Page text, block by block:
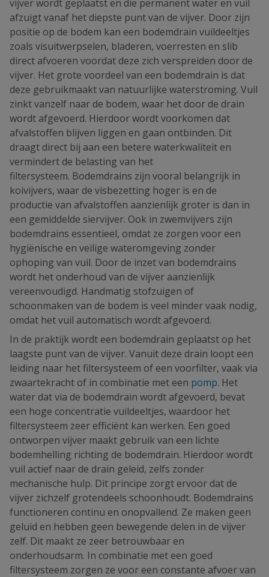
vijver wordt geplaatst en die permanent water en vuil
afzuigt vanaf het diepste punt van de vijver. Door zijn
positie op de bodem kan een bodemdrain vuildeeltjes
zoals visuitwerpselen, bladeren, voerresten en slib
direct afvoeren voordat deze zich verspreiden door de
vijver. Het grote voordeel van een bodemdrain is dat
deze gebruikmaakt van natuurlijke waterstroming. Vuil
zinkt vanzelf naar de bodem, waar het door de drain
wordt afgevoerd. Hierdoor wordt voorkomen dat
afvalstoffen blijven liggen en gaan ontbinden. Dit
draagt direct bij aan een betere waterkwaliteit en
vermindert de belasting van het
filtersysteem. Bodemdrains zijn vooral belangrijk in
koivijvers, waar de visbezetting hoger is en de
productie van afvalstoffen aanzienlijk groter is dan in
een gemiddelde siervijver. Ook in zwemvijvers zijn
bodemdrains essentieel, omdat ze zorgen voor een
hygiënische en veilige wateromgeving zonder
ophoping van vuil. Door de inzet van bodemdrains
wordt het onderhoud van de vijver aanzienlijk
vereenvoudigd. Handmatig stofzuigen of
schoonmaken van de bodem is veel minder vaak nodig,
omdat het vuil automatisch wordt afgevoerd.
In de praktijk wordt een bodemdrain geplaatst op het
laagste punt van de vijver. Vanuit deze drain loopt een
leiding naar het filtersysteem of een voorfilter, vaak via
zwaartekracht of in combinatie met een pomp. Het
water dat via de bodemdrain wordt afgevoerd, bevat
een hoge concentratie vuildeeltjes, waardoor het
filtersysteem zeer efficiënt kan werken. Een goed
ontworpen vijver maakt gebruik van een lichte
bodemhelling richting de bodemdrain. Hierdoor wordt
vuil actief naar de drain geleid, zelfs zonder
mechanische hulp. Dit principe zorgt ervoor dat de
vijver zichzelf grotendeels schoonhoudt. Bodemdrains
functioneren continu en onopvallend. Ze maken geen
geluid en hebben geen bewegende delen in de vijver
zelf. Dit maakt ze zeer betrouwbaar en
onderhoudsarm. In combinatie met een goed
filtersysteem zorgen ze voor een constante afvoer van